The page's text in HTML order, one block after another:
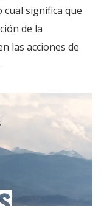
cual significa que
de la
las acciones de